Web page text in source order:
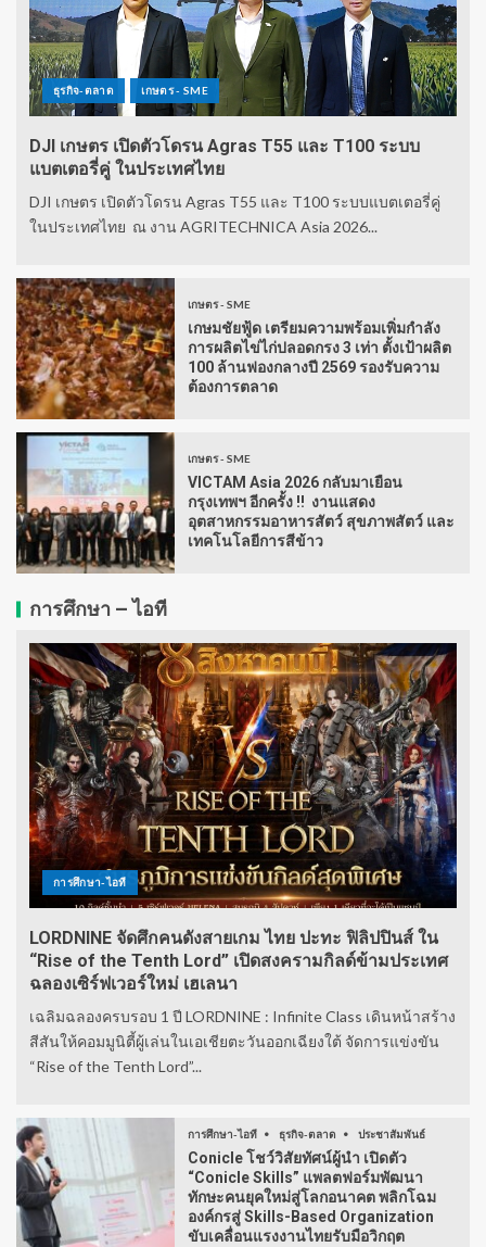
ธุรกิจ-ตลาด เกษตร - SME
DJI เกษตร เปิดตัวโดรน Agras T55 และ T100 ระบบ
แบตเตอรี่คู่ ในประเทศไทย
DJI เกษตร เปิดตัวโดรน Agras T55 และ T100 ระบบแบตเตอรี่คู่
ในประเทศไทย ณ งาน AGRITECHNICA Asia 2026...
เกษตร - SME
เกษมชัยฟู้ด เตรียมความพร้อมเพิ่มกำลัง
การผลิตไข่ไก่ปลอดกรง 3 เท่า ตั้งเป้าผลิต
100 ล้านฟองกลางปี 2569 รองรับความ
ต้องการตลาด
เกษตร - SME
VICTAM Asia 2026 กลับมาเยือน
กรุงเทพฯ อีกครั้ง !! งานแสดง
อุตสาหกรรมอาหารสัตว์ สุขภาพสัตว์ และ
เทคโนโลยีการสีข้าว
การศึกษา – ไอที
การศึกษา-ไอที
LORDNINE จัดศึกคนดังสายเกม ไทย ปะทะ ฟิลิปปินส์ ใน
“Rise of the Tenth Lord” เปิดสงครามกิลด์ข้ามประเทศ
ฉลองเซิร์ฟเวอร์ใหม่ เฮเลนา
เฉลิมฉลองครบรอบ 1 ปี LORDNINE : Infinite Class เดินหน้าสร้าง
สีสันให้คอมมูนิตี้ผู้เล่นในเอเชียตะวันออกเฉียงใต้ จัดการแข่งขัน
“Rise of the Tenth Lord”...
การศึกษา-ไอที ธุรกิจ-ตลาด ประชาสัมพันธ์
Conicle โชว์วิสัยทัศน์ผู้นำ เปิดตัว
“Conicle Skills” แพลตฟอร์มพัฒนา
ทักษะคนยุคใหม่สู่โลกอนาคต พลิกโฉม
องค์กรสู่ Skills-Based Organization
ขับเคลื่อนแรงงานไทยรับมือวิกฤต